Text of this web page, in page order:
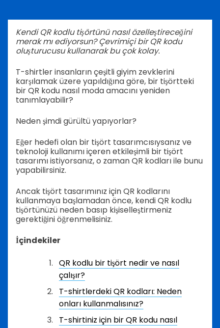
Kendi QR kodlu tişörtünü nasıl özelleştireceğini
merak mı ediyorsun? Çevrimiçi bir QR kodu
oluşturucusu kullanarak bu çok kolay.
T-shirtler insanların çeşitli giyim zevklerini
karşılamak üzere yapıldığına göre, bir tişörtteki
bir QR kodu nasıl moda amacını yeniden
tanımlayabilir?
Neden şimdi gürültü yapıyorlar?
Eğer hedefi olan bir tişört tasarımcısıysanız ve
teknoloji kullanımı içeren etkileşimli bir tişört
tasarımı istiyorsanız, o zaman QR kodları ile bunu
yapabilirsiniz.
Ancak tişört tasarımınız için QR kodlarını
kullanmaya başlamadan önce, kendi QR kodlu
tişörtünüzü neden basıp kişiselleştirmeniz
gerektiğini öğrenmelisiniz.
İçindekiler
QR kodlu bir tişört nedir ve nasıl
çalışır?
T-shirtlerdeki QR kodları: Neden
onları kullanmalısınız?
T-shirtiniz için bir QR kodu nasıl